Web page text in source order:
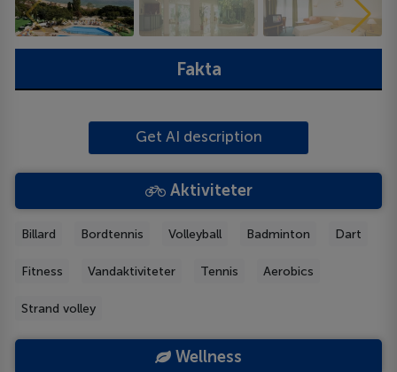
Fakta
Get AI description
Aktiviteter
Billard Bordtennis Volleyball Badminton Dart
Fitness Vandaktiviteter Tennis Aerobics
Strand volley
Wellness